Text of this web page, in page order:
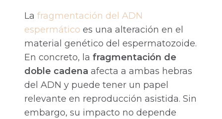
La fragmentación del ADN
espermático es una alteración en el
material genético del espermatozoide.
En concreto, la fragmentación de
doble cadena afecta a ambas hebras
del ADN y puede tener un papel
relevante en reproducción asistida. Sin
embargo, su impacto no depende